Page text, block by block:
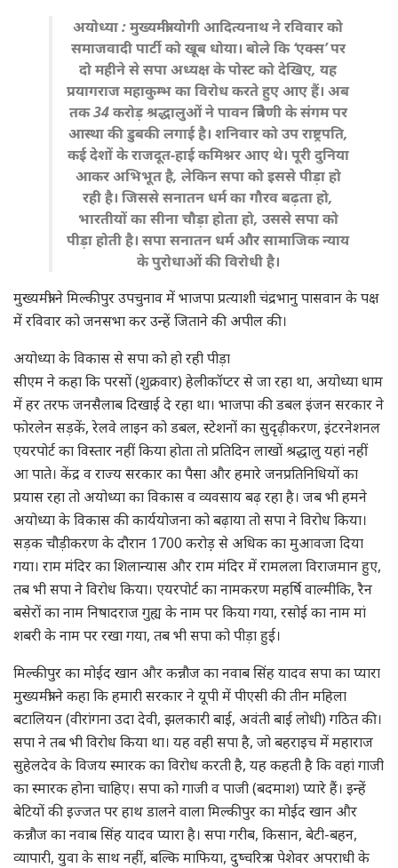
अयोध्या : मुख्यमंत्री योगी आदित्यनाथ ने रविवार को
समाजवादी पार्टी को खूब धोया। बोले कि ‘एक्स’ पर
दो महीने से सपा अध्यक्ष के पोस्ट को देखिए, यह
प्रयागराज महाकुम्भ का विरोध करते हुए आए हैं। अब
तक 34 करोड़ श्रद्धालुओं ने पावन त्रिवेणी के संगम पर
आस्था की डुबकी लगाई है। शनिवार को उप राष्ट्रपति,
कई देशों के राजदूत-हाई कमिश्नर आए थे। पूरी दुनिया
आकर अभिभूत है, लेकिन सपा को इससे पीड़ा हो
रही है। जिससे सनातन धर्म का गौरव बढ़ता हो,
भारतीयों का सीना चौड़ा होता हो, उससे सपा को
पीड़ा होती है। सपा सनातन धर्म और सामाजिक न्याय
के पुरोधाओं की विरोधी है।
मुख्यमंत्री ने मिल्कीपुर उपचुनाव में भाजपा प्रत्याशी चंद्रभानु पासवान के पक्ष
में रविवार को जनसभा कर उन्हें जिताने की अपील की।
अयोध्या के विकास से सपा को हो रही पीड़ा
सीएम ने कहा कि परसों (शुक्रवार) हेलीकॉप्टर से जा रहा था, अयोध्या धाम
में हर तरफ जनसैलाब दिखाई दे रहा था। भाजपा की डबल इंजन सरकार ने
फोरलेन सड़कें, रेलवे लाइन को डबल, स्टेशनों का सुदृढ़ीकरण, इंटरनेशनल
एयरपोर्ट का विस्तार नहीं किया होता तो प्रतिदिन लाखों श्रद्धालु यहां नहीं
आ पाते। केंद्र व राज्य सरकार का पैसा और हमारे जनप्रतिनिधियों का
प्रयास रहा तो अयोध्या का विकास व व्यवसाय बढ़ रहा है। जब भी हमने
अयोध्या के विकास की कार्ययोजना को बढ़ाया तो सपा ने विरोध किया।
सड़क चौड़ीकरण के दौरान 1700 करोड़़ से अधिक का मुआवजा दिया
गया। राम मंदिर का शिलान्यास और राम मंदिर में रामलला विराजमान हुए,
तब भी सपा ने विरोध किया। एयरपोर्ट का नामकरण महर्षि वाल्मीकि, रैन
बसेरों का नाम निषादराज गुह्य के नाम पर किया गया, रसोई का नाम मां
शबरी के नाम पर रखा गया, तब भी सपा को पीड़ा हुई।
मिल्कीपुर का मोईद खान और कन्नौज का नवाब सिंह यादव सपा का प्यारा
मुख्यमंत्री ने कहा कि हमारी सरकार ने यूपी में पीएसी की तीन महिला
बटालियन (वीरांगना उदा देवी, झलकारी बाई, अवंती बाई लोधी) गठित की।
सपा ने तब भी विरोध किया था। यह वही सपा है, जो बहराइच में महाराज
सुहेलदेव के विजय स्मारक का विरोध करती है, यह कहती है कि वहां गाजी
का स्मारक होना चाहिए। सपा को गाजी व पाजी (बदमाश) प्यारे हैं। इन्हें
बेटियों की इज्जत पर हाथ डालने वाला मिल्कीपुर का मोईद खान और
कन्नौज का नवाब सिंह यादव प्यारा है। सपा गरीब, किसान, बेटी-बहन,
व्यापारी, युवा के साथ नहीं, बल्कि माफिया, दुष्चरित्र व पेशेवर अपराधी के